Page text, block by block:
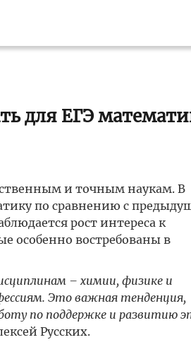
для ЕГЭ
и точным наукам. В
по сравнению с
рост интереса к
особенно востребованы в
– химии, физике и
Это важная тенденция,
по поддержке и развитию
Русских.